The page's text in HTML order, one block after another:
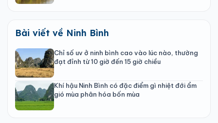
Bài viết về Ninh Bình
Chỉ số uv ở ninh bình cao vào lúc nào, thường
đạt đỉnh từ 10 giờ đến 15 giờ chiều
Khí hậu Ninh Bình có đặc điểm gì nhiệt đới ẩm
gió mùa phân hóa bốn mùa